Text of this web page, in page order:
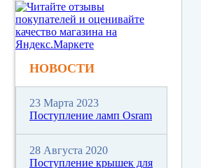
НОВОСТИ
23 Марта 2023
Поступление ламп Osram
28 Августа 2020
Поступление крышек для